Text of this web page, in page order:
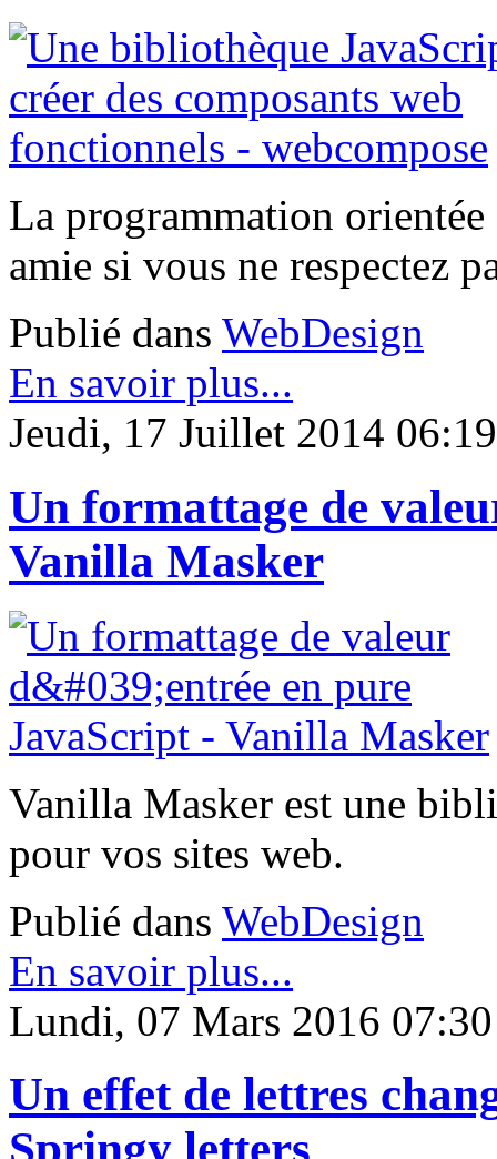
La programmation
amie si vous ne respectez
Publié dans WebDesign
En savoir plus...
Jeudi, 17 Juillet 2014 06:19
Un formattage de
Vanilla Masker
Vanilla Masker est une
pour vos sites web.
Publié dans WebDesign
En savoir plus...
Lundi, 07 Mars 2016 07:30
Un effet de lettres